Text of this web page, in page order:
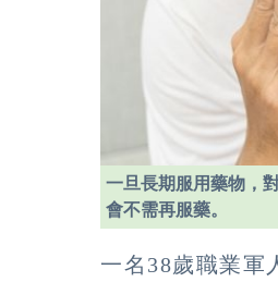
一旦長期服用藥物，
會不需再服藥。
一名38歲職業軍